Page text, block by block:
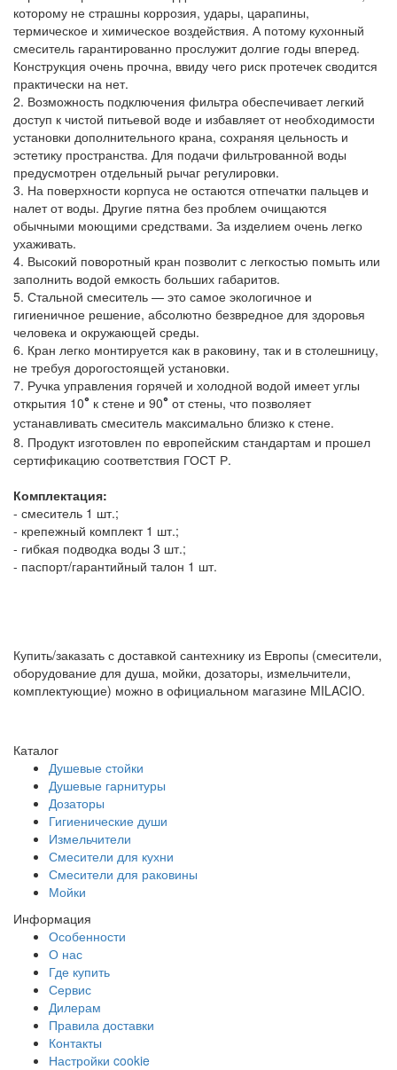
которому не страшны коррозия, удары, царапины,
термическое и химическое воздействия. А потому кухонный
смеситель гарантированно прослужит долгие годы вперед.
Конструкция очень прочна, ввиду чего риск протечек сводится
практически на нет.
2. Возможность подключения фильтра обеспечивает легкий
доступ к чистой питьевой воде и избавляет от необходимости
установки дополнительного крана, сохраняя цельность и
эстетику пространства. Для подачи фильтрованной воды
предусмотрен отдельный рычаг регулировки.
3. На поверхности корпуса не остаются отпечатки пальцев и
налет от воды. Другие пятна без проблем очищаются
обычными моющими средствами. За изделием очень легко
ухаживать.
4. Высокий поворотный кран позволит с легкостью помыть или
заполнить водой емкость больших габаритов.
5. Стальной смеситель — это самое экологичное и
гигиеничное решение, абсолютно безвредное для здоровья
человека и окружающей среды.
6. Кран легко монтируется как в раковину, так и в столешницу,
не требуя дорогостоящей установки.
7. Ручка управления горячей и холодной водой имеет углы
открытия 10° к стене и 90° от стены, что позволяет
устанавливать смеситель максимально близко к стене.
8. Продукт изготовлен по европейским стандартам и прошел
сертификацию соответствия ГОСТ Р.
Комплектация:
- смеситель 1 шт.;
- крепежный комплект 1 шт.;
- гибкая подводка воды 3 шт.;
- паспорт/гарантийный талон 1 шт.
Купить/заказать с доставкой сантехнику из Европы (смесители,
оборудование для душа, мойки, дозаторы, измельчители,
комплектующие) можно в официальном магазине MILACIO.
Каталог
Душевые стойки
Душевые гарнитуры
Дозаторы
Гигиенические души
Измельчители
Смесители для кухни
Смесители для раковины
Мойки
Информация
Особенности
О нас
Где купить
Сервис
Дилерам
Правила доставки
Контакты
Настройки cookie